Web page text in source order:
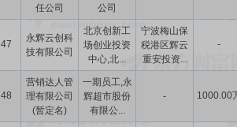
任公司
公司
47
永辉云创科
技有限公司
北京创新工
场创业投资
中心,北...
宁波梅山保
税港区辉云
重安投资...
-
48
营销达人管
理有限公司
(暂定名)
一期员工,永
辉超市股份
有限公...
- 1000.00